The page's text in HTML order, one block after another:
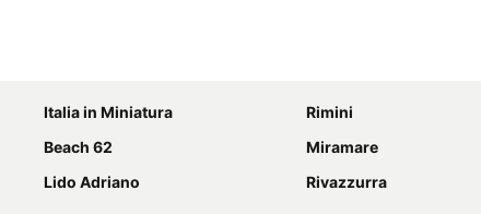
Italia in Miniatura
Rimini
Beach 62
Miramare
Lido Adriano
Rivazzurra